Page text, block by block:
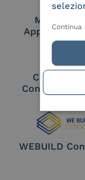
Membro
Approved
Cloud
Consortium
WEBUILD
Continua